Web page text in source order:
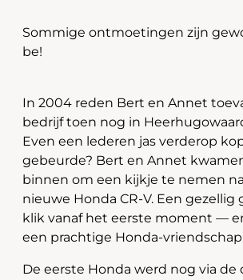
Sommige ontmoetingen zijn
be!
In 2004 reden Bert en Annet
bedrijf toen nog in
Even een lederen jas verderop
gebeurde? Bert en Annet
binnen om een kijkje te nemen
nieuwe Honda CR-V. Een gezellig
klik vanaf het eerste moment —
een prachtige Honda-
De eerste Honda werd nog via de